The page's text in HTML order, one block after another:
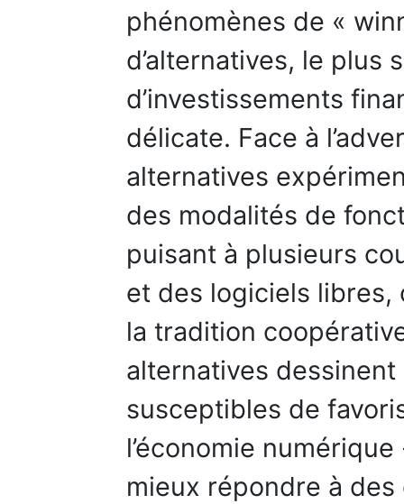
phénomènes de «
d’alternatives, le plus
d’investissements
délicate. Face à
alternatives
des modalités de
puisant à plusieurs
et des logiciels libres,
la tradition
alternatives
susceptibles de
l’économie
mieux répondre à